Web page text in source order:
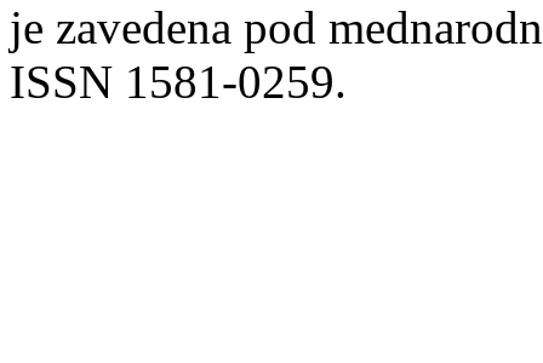
je zavedena pod
ISSN 1581-0259.